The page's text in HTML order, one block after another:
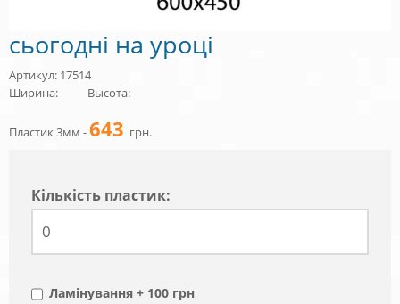
сьогодні на уроці
Артикул: 17514
Ширина:
Высота:
Пластик 3мм -643 грн.
Кiлькiсть пластик:
Ламінування + 100 грн